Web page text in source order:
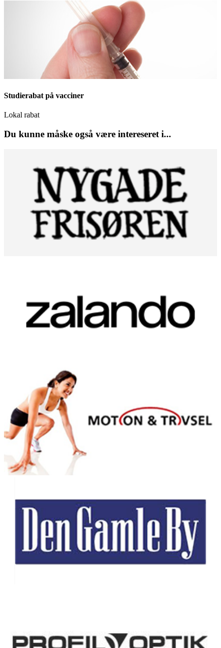
Studierabat på vacciner
Lokal rabat
Du kunne måske også være intereseret i...